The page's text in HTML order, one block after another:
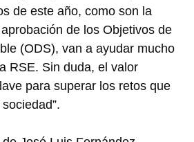
de este año, como son la
de los Objetivos de
(ODS), van a ayudar mucho
RSE. Sin duda, el valor
para superar los retos que